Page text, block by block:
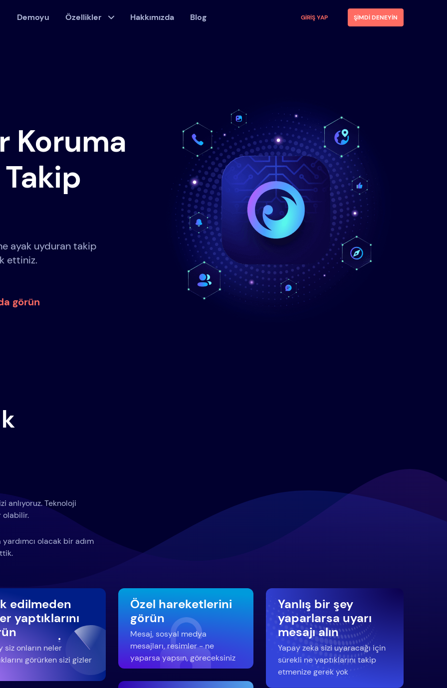
Demoyu Özellikler Hakkımızda Blog GIRIŞ YAP ŞIMDI DENEYIN
Koruma
ayak uyduran takip
ettiniz.
görün
anlıyoruz. Teknoloji
olabilir.
olacak bir adım
edilmeden
yaptıklarını
siz onların neler
görürken sizi gizler
Özel hareketlerini
görün
Mesaj, sosyal medya
mesajları, resimler - ne
yaparsa yapsın, göreceksiniz
Yanlış bir şey
yaparlarsa uyarı
mesajı alın
Yapay zeka sizi uyaracağı için
sürekli ne yaptıklarını takip
etmenize gerek yok